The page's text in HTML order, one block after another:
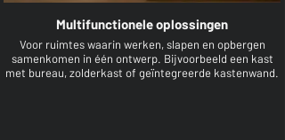
Multifunctionele oplossingen
Voor ruimtes waarin werken, slapen en opbergen
samenkomen in één ontwerp. Bijvoorbeeld een kast
met bureau, zolderkast of geïntegreerde kastenwand.